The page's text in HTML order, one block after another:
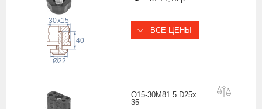
15
x
30
40
Ø22
ВСЕ ЦЕНЫ
O15-30M81.5.D25x
35